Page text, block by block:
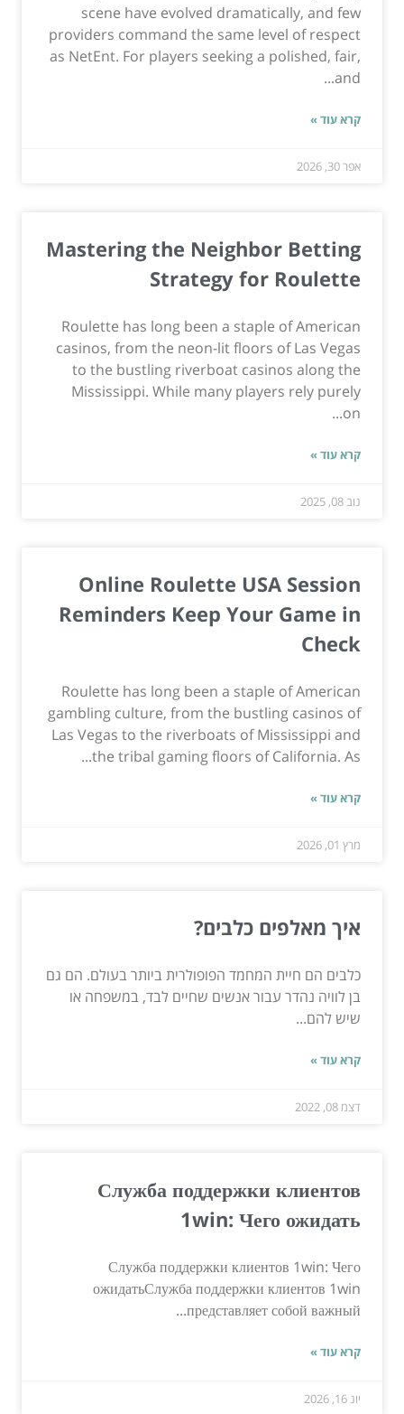
scene have evolved dramatically, and few
providers command the same level of respect
as NetEnt. For players seeking a polished, fair,
and...
קרא עוד »
אפר 30, 2026
Mastering the Neighbor Betting
Strategy for Roulette
Roulette has long been a staple of American
casinos, from the neon-lit floors of Las Vegas
to the bustling riverboat casinos along the
Mississippi. While many players rely purely
on...
קרא עוד »
נוב 08, 2025
Online Roulette USA Session
Reminders Keep Your Game in
Check
Roulette has long been a staple of American
gambling culture, from the bustling casinos of
Las Vegas to the riverboats of Mississippi and
the tribal gaming floors of California. As...
קרא עוד »
מרץ 01, 2026
איך מאלפים כלבים?
כלבים הם חיית המחמד הפופולרית ביותר בעולם. הם גם
בן לוויה נהדר עבור אנשים שחיים לבד, במשפחה או
שיש להם...
קרא עוד »
דצמ 08, 2022
Служба поддержки клиентов
1win: Чего ожидать
Служба поддержки клиентов 1win: Чего
ожидатьСлужба поддержки клиентов 1win
представляет собой важный...
קרא עוד »
יונ 16, 2026